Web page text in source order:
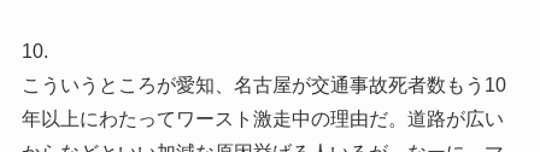
10.
こういうところが愛知、名古屋が交通事故死者数もう10
年以上にわたってワースト激走中の理由だ。道路が広い